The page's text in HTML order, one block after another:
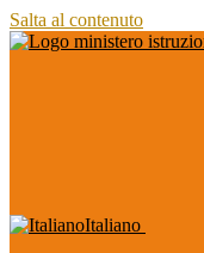
Salta al contenuto
Italiano